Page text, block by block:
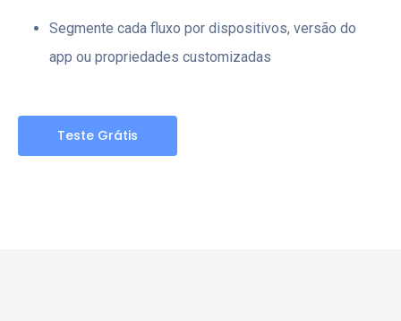
Segmente cada fluxo por dispositivos, versão do
app ou propriedades customizadas
Teste Grátis